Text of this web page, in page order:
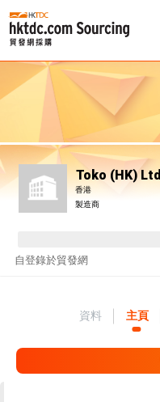
Toko (HK) Ltd
香港
製造商
自登錄於貿發網
資料 主頁